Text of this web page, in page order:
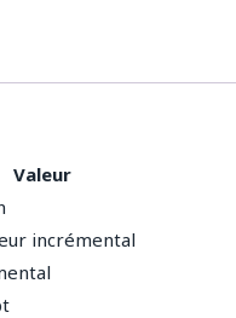
Valeur
incrémental